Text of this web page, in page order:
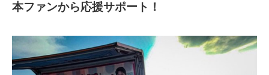
本ファンから応援サポート！